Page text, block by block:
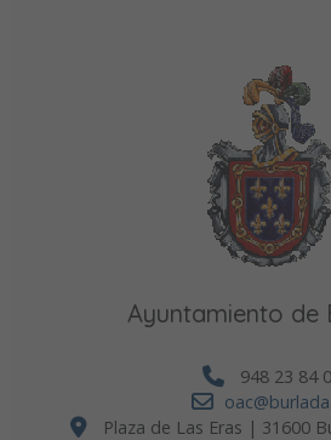
Ayuntamiento de
948 23 84
Plaza de Las Eras | 31600